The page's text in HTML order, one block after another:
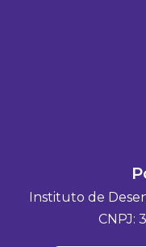
Instituto de
CNPJ: